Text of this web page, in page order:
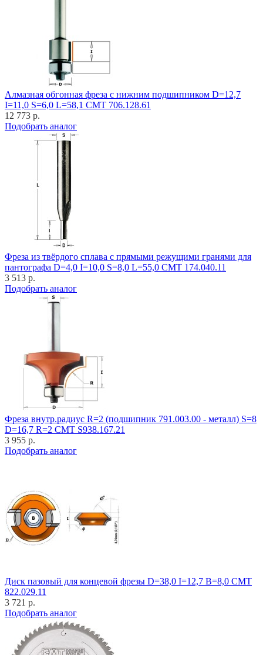
Алмазная обгонная фреза с нижним подшипником D=12,7
I=11,0 S=6,0 L=58,1 CMT 706.128.61
12 773 р.
Подобрать аналог
Фреза из твёрдого сплава с прямыми режущими гранями для
пантографа D=4,0 I=10,0 S=8,0 L=55,0 CMT 174.040.11
3 513 р.
Подобрать аналог
Фреза внутр.радиус R=2 (подшипник 791.003.00 - металл) S=8
D=16,7 R=2 CMT S938.167.21
3 955 р.
Подобрать аналог
Диск пазовый для концевой фрезы D=38,0 I=12,7 B=8,0 CMT
822.029.11
3 721 р.
Подобрать аналог